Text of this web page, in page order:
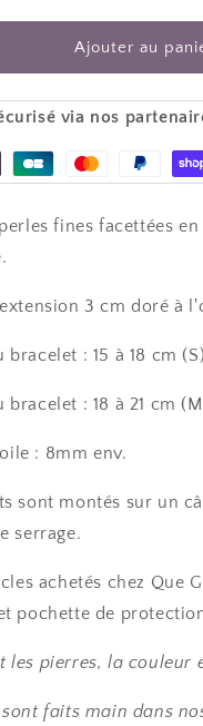
Bracelet
-
miraculeuse
-
Ajouter au
via nos
fines facettées
3 cm doré à
bracelet : 15 à 18 cm (S)
bracelet : 18 à 21 cm
: 8mm env.
sont montés sur un
serrage.
achetés chez Que
pochette de
les pierres, la couleur
faits main dans